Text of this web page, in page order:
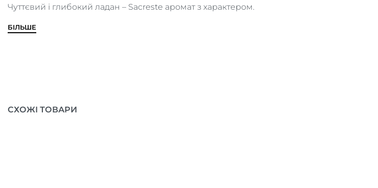
Чуттєвий і глибокий ладан – Sacreste аромат з характером.
БІЛЬШЕ
СХОЖІ ТОВАРИ